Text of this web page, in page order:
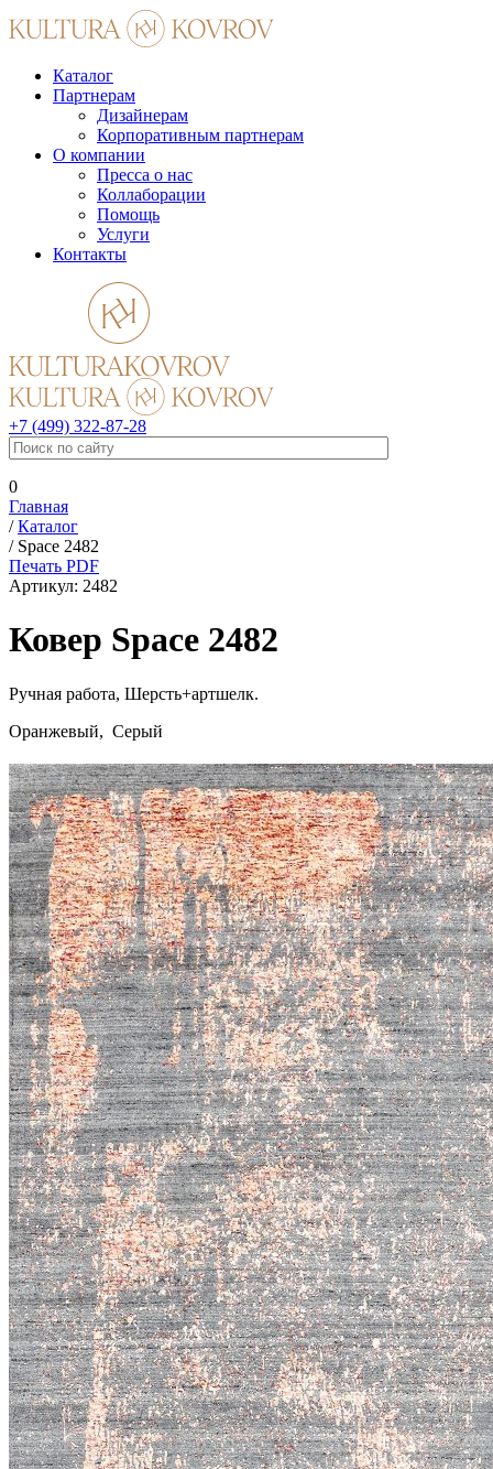
Каталог
Партнерам
Дизайнерам
Корпоративным партнерам
О компании
Пресса о нас
Коллаборации
Помощь
Услуги
Контакты
+7 (499) 322-87-28
0
Главная
/Каталог
/ Space 2482
Печать PDF
Артикул: 2482
Ковер Space 2482
Ручная работа, Шерсть+артшелк.
Оранжевый, Серый